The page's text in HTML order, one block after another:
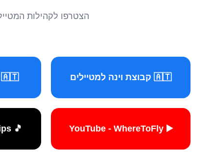
הצטרפו לקהילות
🇦🇹 קבוצת וינה למטיילים 🇦🇹 עמוד וינה למטיילים
▶️ YouTube - WhereToFly
🎵 TikTok - travelers.tips